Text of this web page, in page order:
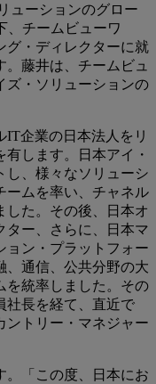
ューションのグロー
、チームビューワ
グ・ディレクターに就
藤井は、チームビュ
ズ・ソリューションの
IT企業の日本法人をリ
します。日本アイ・
し、様々なソリューシ
ームを率い、チャネル
した。その後、日本オ
ター、さらに、日本マ
ョン・プラットフォー
、通信、公共分野の大
を統率しました。その
社長を経て、直近で
ントリー・マネジャー
。「この度、日本にお